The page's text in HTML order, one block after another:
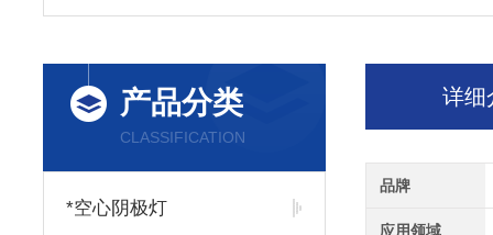
产品分类
CLASSIFICATION
*空心阴极灯
详细
品牌
应用领域